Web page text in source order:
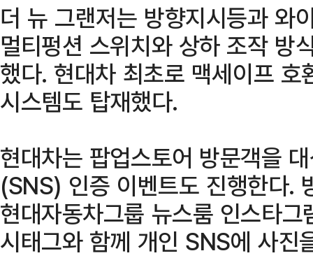
더 뉴 그랜저는 방향지시등과 와
멀티펑션 스위치와 상하 조작 방
했다. 현대차 최초로 맥세이프
시스템도 탑재했다.
현대차는 팝업스토어 방문객을
(SNS) 인증 이벤트도 진행한다.
현대자동차그룹 뉴스룸 인스타
시태그와 함께 개인 SNS에 사진